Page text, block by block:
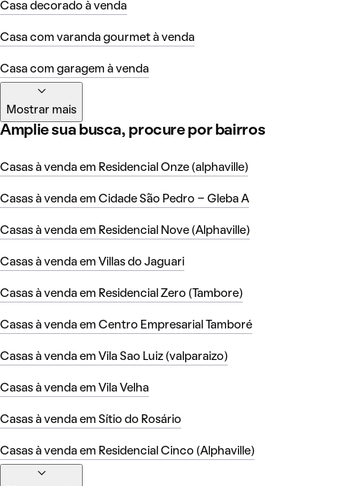
Casa decorado à venda
Casa com varanda gourmet à venda
Casa com garagem à venda
Mostrar mais
Amplie sua busca, procure por bairros
Casas à venda em Residencial Onze (alphaville)
Casas à venda em Cidade São Pedro - Gleba A
Casas à venda em Residencial Nove (Alphaville)
Casas à venda em Villas do Jaguari
Casas à venda em Residencial Zero (Tambore)
Casas à venda em Centro Empresarial Tamboré
Casas à venda em Vila Sao Luiz (valparaizo)
Casas à venda em Vila Velha
Casas à venda em Sítio do Rosário
Casas à venda em Residencial Cinco (Alphaville)